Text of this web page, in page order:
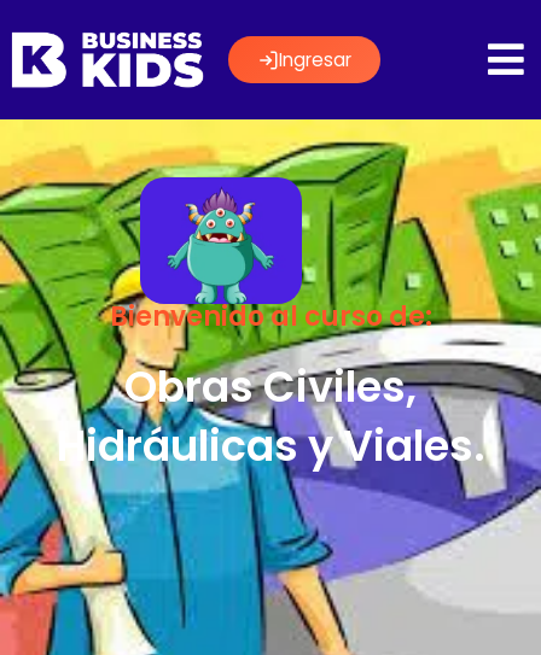
Ingresar
Bienvenido al curso de:
Obras Civiles,
Hidráulicas y Viales.